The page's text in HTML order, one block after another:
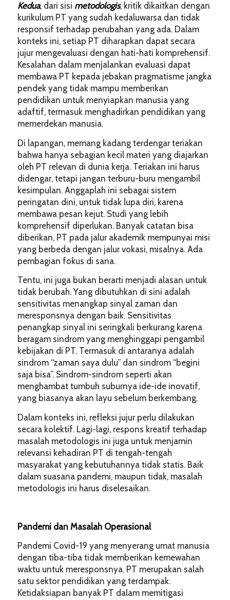
Kedua, dari sisi metodologis, kritik dikaitkan dengan
kurikulum PT yang sudah kedaluwarsa dan tidak
responsif terhadap perubahan yang ada. Dalam
konteks ini, setiap PT diharapkan dapat secara
jujur mengevaluasi dengan hati-hati komprehensif.
Kesalahan dalam menjalankan evaluasi dapat
membawa PT kepada jebakan pragmatisme jangka
pendek yang tidak mampu memberikan
pendidikan untuk menyiapkan manusia yang
adaftif, termasuk menghadirkan pendidikan yang
memerdekan manusia.
Di lapangan, memang kadang terdengar teriakan
bahwa hanya sebagian kecil materi yang diajarkan
oleh PT relevan di dunia kerja. Teriakan ini harus
didengar, tetapi jangan terburu-buru mengambil
kesimpulan. Anggaplah ini sebagai sistem
peringatan dini, untuk tidak lupa diri, karena
membawa pesan kejut. Studi yang lebih
komprehensif diperlukan. Banyak catatan bisa
diberikan, PT pada jalur akademik mempunyai misi
yang berbeda dengan jalur vokasi, misalnya. Ada
pembagian fokus di sana.
Tentu, ini juga bukan berarti menjadi alasan untuk
tidak berubah. Yang dibutuhkan di sini adalah
sensitivitas menangkap sinyal zaman dan
meresponsnya dengan baik. Sensitivitas
penangkap sinyal ini seringkali berkurang karena
beragam sindrom yang menghinggapi pengambil
kebijakan di PT. Termasuk di antaranya adalah
sindrom “zaman saya dulu” dan sindrom “begini
saja bisa”. Sindrom-sindrom seperti akan
menghambat tumbuh suburnya ide-ide inovatif,
yang biasanya akan layu sebelum berkembang.
Dalam konteks ini, refleksi jujur perlu dilakukan
secara kolektif. Lagi-lagi, respons kreatif terhadap
masalah metodologis ini juga untuk menjamin
relevansi kehadiran PT di tengah-tengah
masyarakat yang kebutuhannya tidak statis. Baik
dalam suasana pandemi, maupun tidak, masalah
metodologis ini harus diselesaikan.
Pandemi dan Masalah Operasional
Pandemi Covid-19 yang menyerang umat manusia
dengan tiba-tiba tidak memberikan kemewahan
waktu untuk meresponsnya. PT merupakan salah
satu sektor pendidikan yang terdampak.
Ketidaksiapan banyak PT dalam memitigasi